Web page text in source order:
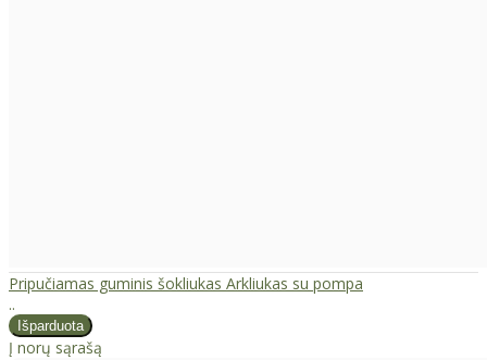
Pripučiamas guminis šokliukas Arkliukas su pompa
..
Į norų sąrašą